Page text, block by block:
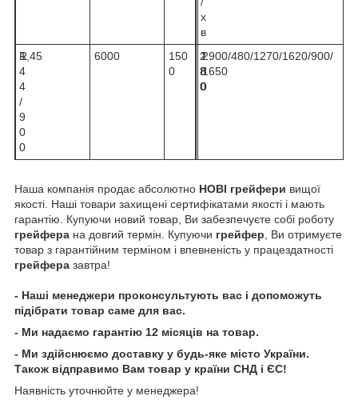
х
в
R
4
4
/
9
0
0
1,45 6000
150
0
2
8
0
1
8
0
2900/480/1270/1620/900/
1650
Наша компанія продає абсолютно НОВІ грейфери вищої
якості. Наші товари захищені сертифікатами якості і мають
гарантію. Купуючи новий товар, Ви забезпечуєте собі роботу
грейфера на довгий термін. Купуючи грейфер , Ви отримуєте
товар з гарантійним терміном і впевненість у працездатності
грейфера завтра!
- Наші менеджери проконсультують вас і допоможуть
підібрати товар саме для вас.
- Ми надаємо гарантію 12 місяців на товар.
- Ми здійснюємо доставку у будь-яке місто України.
Також відправимо Вам товар у країни СНД і ЄС!
Наявність уточнюйте у менеджера!